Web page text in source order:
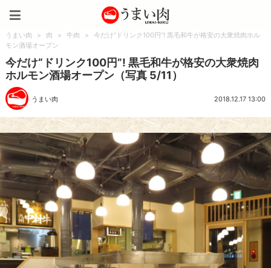
うまい肉 > 肉 > 牛肉 >
今だけ“ドリンク100円”! 黒毛和牛が格安の大衆焼肉ホル
モン酒場オープン
今だけ“ドリンク100円”! 黒毛和牛が格安の大衆焼肉
ホルモン酒場オープン（写真 5/11）
うまい肉 2018.12.17 13:00